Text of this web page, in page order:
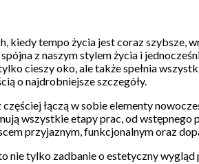
kiedy tempo życia jest coraz szybsze,
z naszym stylem życia i
cieszy oko, ale także spełnia
o najdrobniejsze szczegóły.
łączą w sobie elementy
wszystkie etapy prac, od
przyjaznym, funkcjonalnym oraz
nie tylko zadbanie o estetyczny